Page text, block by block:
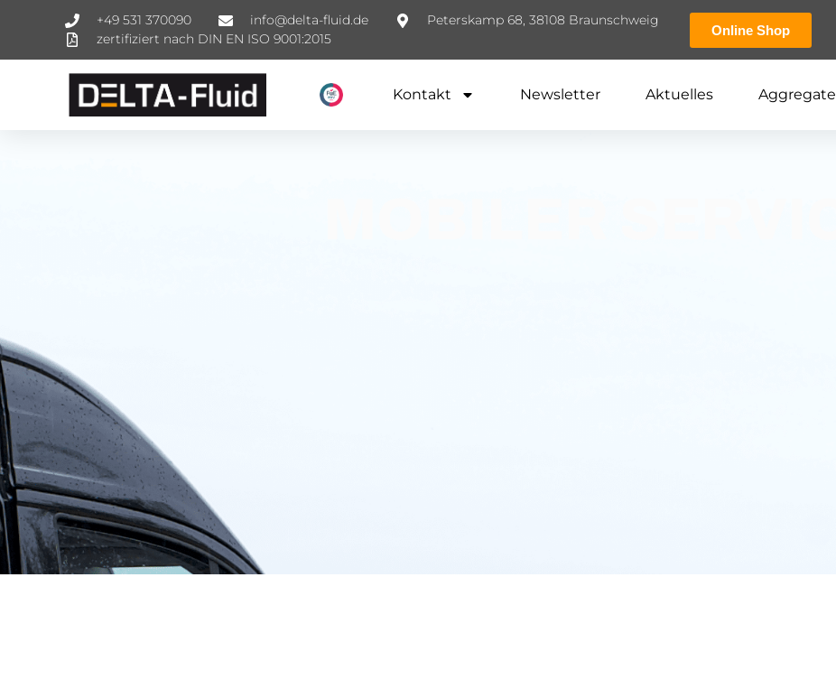
+49 531 370090 info@delta-fluid.de
Peterskamp 68, 38108 Braunschweig
zertifiziert nach DIN EN ISO 9001:2015
Online Shop
Kontakt Newsletter Aktuelles Aggregate